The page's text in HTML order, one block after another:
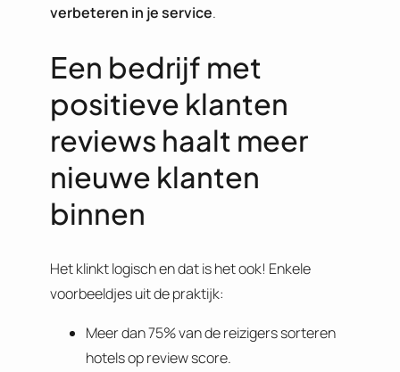
verbeteren in je service.
Een bedrijf met
positieve klanten
reviews haalt meer
nieuwe klanten
binnen
Het klinkt logisch en dat is het ook! Enkele
voorbeeldjes uit de praktijk:
Meer dan 75% van de reizigers sorteren
hotels op review score.